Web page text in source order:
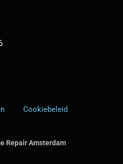
Cookiebeleid
Repair Amsterdam